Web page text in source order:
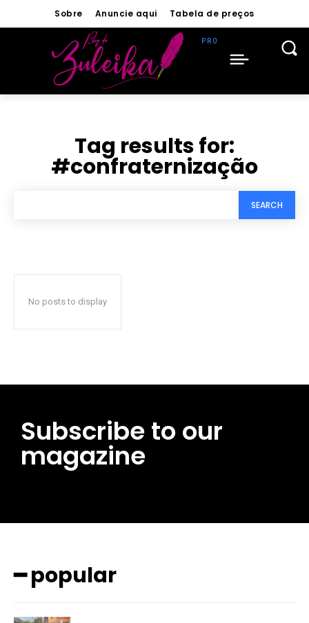
━ pricing plans
Sobre Anuncie aqui Tabela de preços
Tag results for:
#confraternização
SEARCH
No posts to display
Subscribe to our
magazine
━ popular